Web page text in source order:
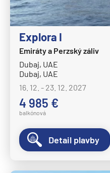
Norwegian Viva
Pride of America
Oceania Cruises
Oceania Allura
Oceania Insignia
Oceania Marina
Oceania Nautica
Oceania Regatta
Oceania Riviera
Oceania Sirena
Explora I
Emiráty a Perzský záliv
Dubaj, UAE
Dubaj, UAE
16. 12. - 23. 12. 2027
4 985 €
balkónová
Detail plavby